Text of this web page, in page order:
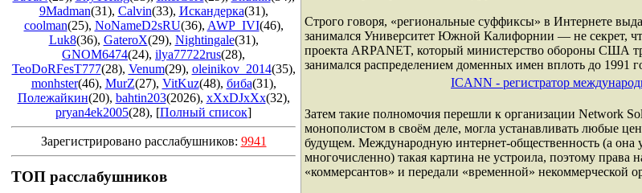
9Madman(31), Calvin(33), Искандерка(31),
coolman(25), NoNameD2sRU(36), AWP_IVI(46),
Luk8(36), GateroX(29), Nightingale(31),
GNOM6474(24), ilya77722rus(28),
TeoDoRFesT777(28), Venum(29), oleinikov_2014(35),
monhster(46), MurZ(27), VitKuz(48), биба(31),
Полежайкин(20), bahtin203(2026), xXxDJxXx(32),
pryan4ek2005(28), [Полный список]
Зарегистрировано расслабушников: 9941
ТОП расслабушников
Строго говоря, «региональные суффиксы» в Интернете
занимался Университет Южной Калифорнии — не секрет,
проекта ARPANET, который министерство обороны США
занимался распределением доменных имен вплоть до 1991
ICANN - регистратор
Затем такие полномочия перешли к организации Network
монополистом в своём деле, могла устанавливать любые
будущем. Международную интернет-общественность (а она
многочисленно) такая картина не устроила, поэтому права
«коммерсантов» и передали «временной» некоммерческой